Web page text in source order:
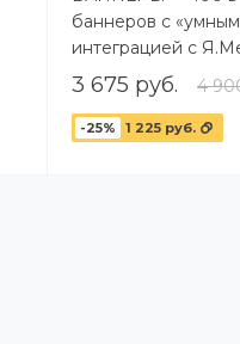
баннеров с «умным
интеграцией с
3 675 руб. 4
-25% 1 225 руб.